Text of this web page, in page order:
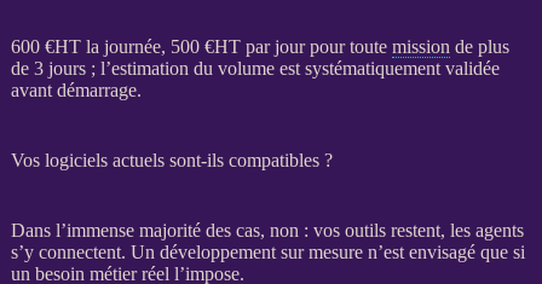
600 €HTla journée, 500 €HTpar jour pour toute mission de plus
de 3 jours ; l’estimation du volume est systématiquement validée
avant démarrage.
Vos logiciels actuels sont-ils compatibles ?
Dans l’immense majorité des cas, non : vos outils restent, les agents
s’y connectent. Un développement sur mesuren’est envisagé que si
un besoin métier réel l’impose.